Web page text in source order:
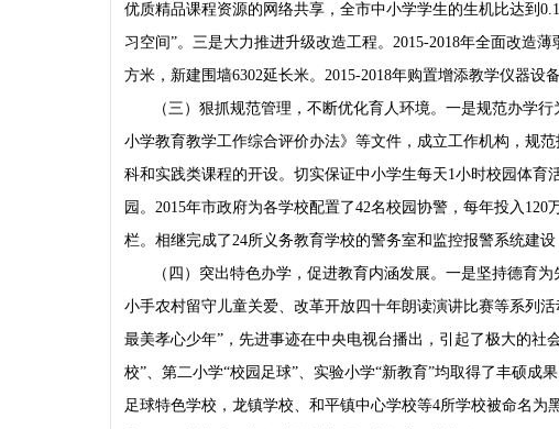
优质精品课程资源的网络共享，全市中小学学生的生机比达到
习空间”。三是大力推进升级改造工程。2015-2018年全面改造
方米，新建围墙6302延长米。2015-2018年购置增添教学仪器设
（三）狠抓规范管理，不断优化育人环境。一是规范办学
小学教育教学工作综合评价办法》等文件，成立工作机构，规
科和实践类课程的开设。切实保证中小学生每天1小时校园体育
园。2015年市政府为各学校配置了42名校园协警，每年投入
栏。相继完成了24所义务教育学校的警务室和监控报警系统建
（四）突出特色办学，促进教育内涵发展。一是坚持德育
小手农村留守儿童关爱、改革开放四十年朗读演讲比赛等系列
最美孝心少年”，先进事迹在中央电视台播出，引起了极大的社
校”、第二小学“校园足球”、实验小学“新教育”均取得了丰硕成
足球特色学校，龙镇学校、和平镇中心学校等4所学校被命名